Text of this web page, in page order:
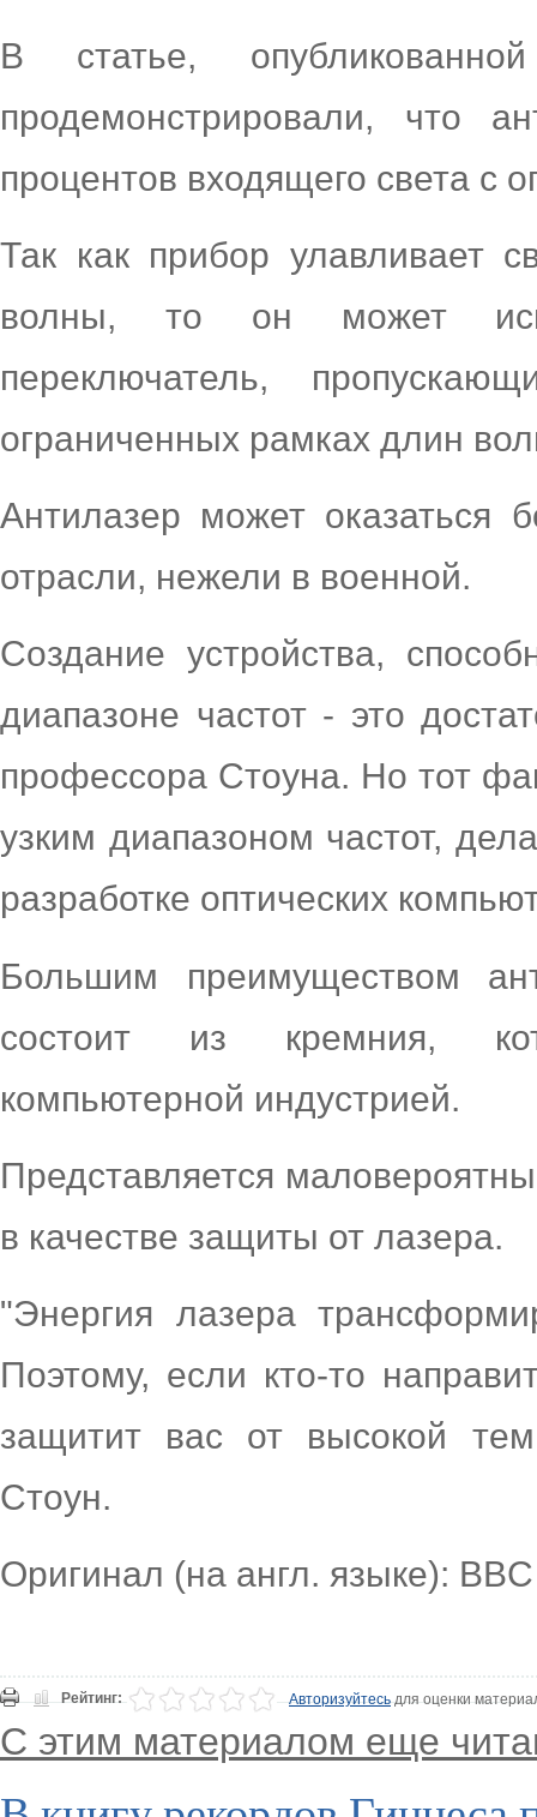
В статье,
продемонстрировали, что
процентов входящего света с
Так как прибор улавливает
волны, то он может
переключатель,
ограниченных рамках длин
Антилазер может оказаться
отрасли, нежели в военной.
Создание устройства,
диапазоне частот - это
профессора Стоуна. Но тот
узким диапазоном частот,
разработке оптических
Большим преимуществом
состоит из кремния,
компьютерной индустрией.
Представляется
в качестве защиты от лазера.
"Энергия лазера
Поэтому, если кто-то
защитит вас от высокой
Стоун.
Оригинал (на англ. языке): BBC
Рейтинг: Авторизуйтесьдля оценки
С этим материалом еще